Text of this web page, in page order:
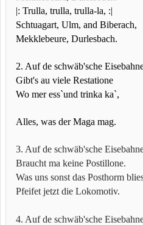
|: Trulla, trulla, trulla-la, :|
Schtuagart, Ulm, and Biberach,
Mekklebeure, Durlesbach.
2. Auf de schwäb'sche
Gibt's au viele Restatione
Wo mer ess`und trinka ka`,
Alles, was der Maga mag.
3. Auf de schwäb'sche
Braucht ma keine Postillone.
Was uns sonst das Posthorm
Pfeifet jetzt die Lokomotiv.
4. Auf de schwäb'sche